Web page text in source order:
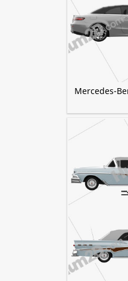
Mercedes-